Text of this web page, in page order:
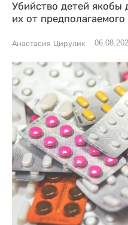
Убийство детей
их от
Анастасия Цирулик